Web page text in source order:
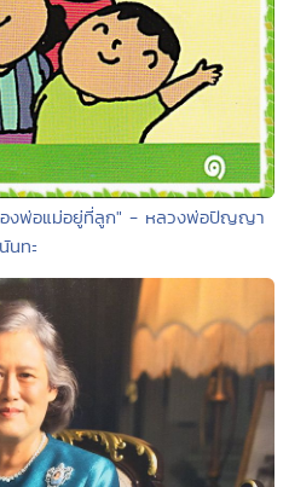
องพ่อแม่อยู่ที่ลูก" - หลวงพ่อปัญญา
นันทะ